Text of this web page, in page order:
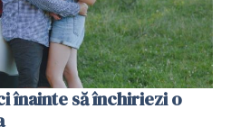
înainte să închiriezi o